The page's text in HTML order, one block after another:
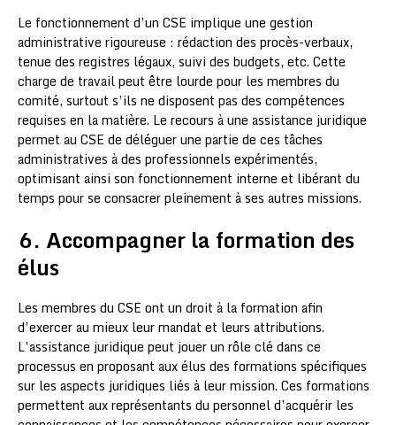
Le fonctionnement d’un CSE implique une gestion
administrative rigoureuse : rédaction des procès-verbaux,
tenue des registres légaux, suivi des budgets, etc. Cette
charge de travail peut être lourde pour les membres du
comité, surtout s’ils ne disposent pas des compétences
requises en la matière. Le recours à une assistance juridique
permet au CSE de déléguer une partie de ces tâches
administratives à des professionnels expérimentés,
optimisant ainsi son fonctionnement interne et libérant du
temps pour se consacrer pleinement à ses autres missions.
6. Accompagner la formation des
élus
Les membres du CSE ont un droit à la formation afin
d’exercer au mieux leur mandat et leurs attributions.
L’assistance juridique peut jouer un rôle clé dans ce
processus en proposant aux élus des formations spécifiques
sur les aspects juridiques liés à leur mission. Ces formations
permettent aux représentants du personnel d’acquérir les